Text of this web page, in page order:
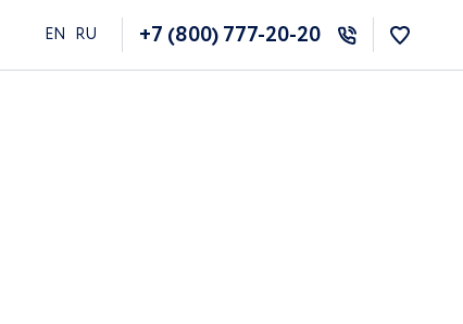
EN RU +7 (800) 777-20-20